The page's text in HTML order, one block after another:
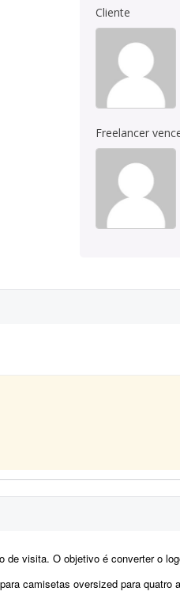
Cliente
Freelancer
converter o logotipo atual e o cartão de visita para
para quatro animes consagrados diferentes. São quatro